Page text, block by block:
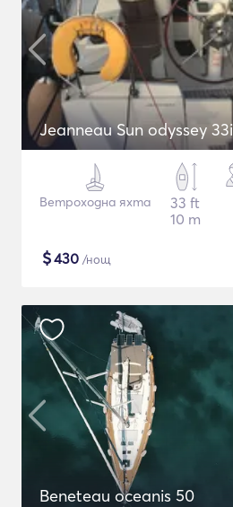
Jeanneau Sun odyssey 33i
Ветроходна яхта
33 ft
10 m
$430 /нощ
Beneteau oceanis 50